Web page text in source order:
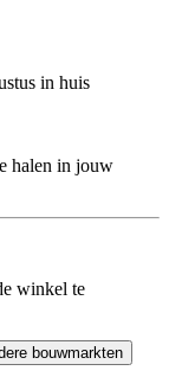
in huis
halen in jouw
winkel te
bouwmarkten